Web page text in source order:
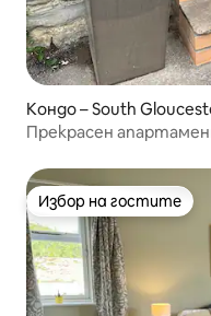
Кондо – South
Прекрасен
Избор на гостите
Избор на гостите